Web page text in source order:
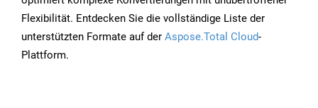
Flexibilität. Entdecken Sie die vollständige Liste der
unterstützten Formate auf der Aspose.Total Cloud-
Plattform.